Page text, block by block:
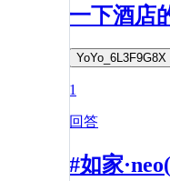
一下酒店
YoYo_6L3F9G8X
1
回答
#如家